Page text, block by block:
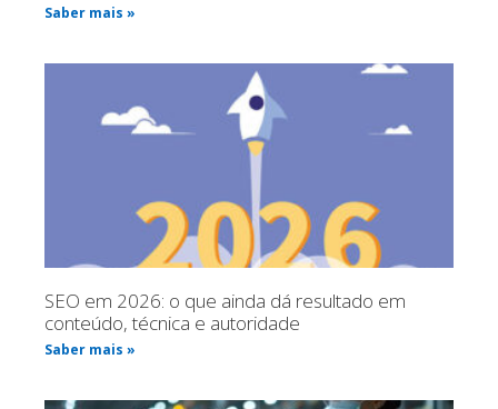
Saber mais »
SEO em 2026: o que ainda dá resultado em
conteúdo, técnica e autoridade
Saber mais »